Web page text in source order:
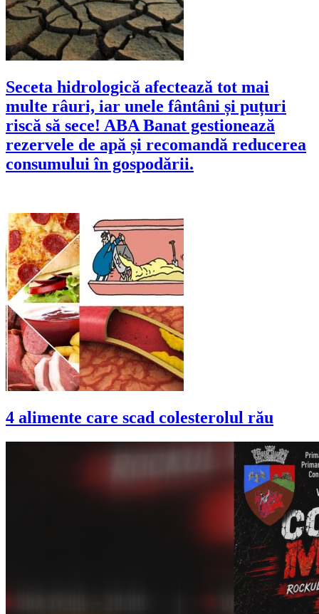
Seceta hidrologică afectează tot mai
multe râuri, iar unele fântâni și puțuri
riscă să sece! ABA Banat gestionează
rezervele de apă și recomandă reducerea
consumului în gospodării.
4 alimente care scad colesterolul rău